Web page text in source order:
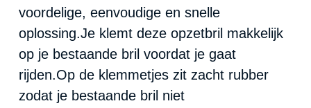
voordelige, eenvoudige en snelle
oplossing.Je klemt deze opzetbril makkelijk
op je bestaande bril voordat je gaat
rijden.Op de klemmetjes zit zacht rubber
zodat je bestaande bril niet